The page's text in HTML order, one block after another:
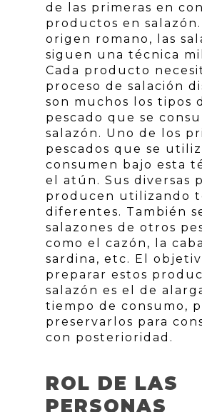
de las primeras en
productos en salazón.
origen romano, las
siguen una técnica
Cada producto
proceso de salación
son muchos los tipos
pescado que se
salazón. Uno de los
pescados que se
consumen bajo esta
el atún. Sus diversas
producen utilizando
diferentes. También
salazones de otros
como el cazón, la
sardina, etc. El
preparar estos
salazón es el de
tiempo de consumo,
preservarlos para
con posterioridad.
ROL DE LAS
PERSONAS